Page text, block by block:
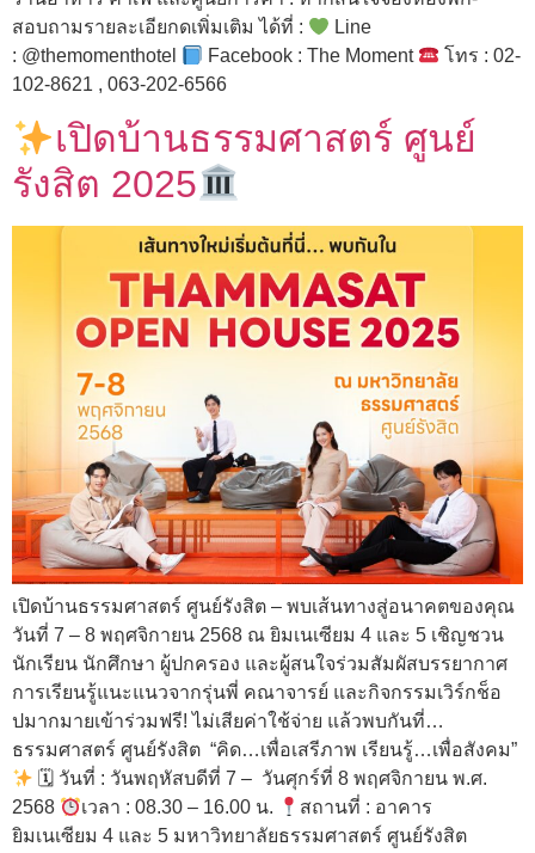
สอบถามรายละเอียกดเพิ่มเติม ได้ที่ :
Line
: @themomenthotel
Facebook : The Moment
โทร : 02-
102-8621 , 063-202-6566
เปิดบ้านธรรมศาสตร์ ศูนย์
รังสิต 2025
เปิดบ้านธรรมศาสตร์ ศูนย์รังสิต – พบเส้นทางสู่อนาคตของคุณ
วันที่ 7 – 8 พฤศจิกายน 2568 ณ ยิมเนเซียม 4 และ 5 เชิญชวน
นักเรียน นักศึกษา ผู้ปกครอง และผู้สนใจร่วมสัมผัสบรรยากาศ
การเรียนรู้แนะแนวจากรุ่นพี่ คณาจารย์ และกิจกรรมเวิร์กช็อ
ปมากมายเข้าร่วมฟรี! ไม่เสียค่าใช้จ่าย แล้วพบกันที่…
ธรรมศาสตร์ ศูนย์รังสิต “คิด…เพื่อเสรีภาพ เรียนรู้…เพื่อสังคม”
🗓 วันที่ : วันพฤหัสบดีที่ 7 – วันศุกร์ที่ 8 พฤศจิกายน พ.ศ.
2568
เวลา : 08.30 – 16.00 น.
สถานที่ : อาคาร
ยิมเนเซียม 4 และ 5 มหาวิทยาลัยธรรมศาสตร์ ศูนย์รังสิต